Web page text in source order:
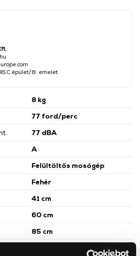
C épület/8. emelet
8 kg
77 ford/perc
77 dBA
A
Felültöltős mosógép
Fehér
41 cm
60 cm
85 cm